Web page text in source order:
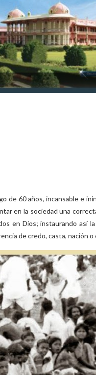
de 60 años, incansable e
en la sociedad una
en Dios; instaurando así
de credo, casta, nación o